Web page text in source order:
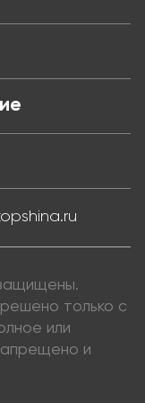
только с
или
и